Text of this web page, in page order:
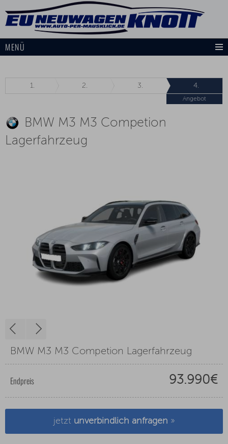
MENÜ
1. 2. 3. 4.
Angebot
BMW M3 M3 Competion
Lagerfahrzeug
BMW M3 M3 Competion Lagerfahrzeug
Endpreis 93.990€
jetzt unverbindlich anfragen »